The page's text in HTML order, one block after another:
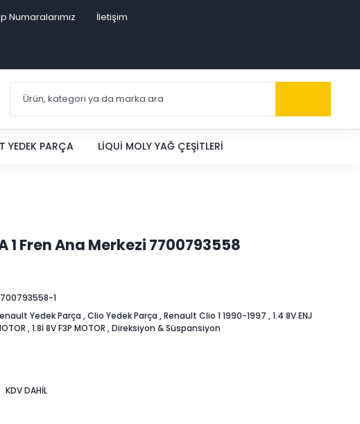
Numaralarımız İletişim
YEDEK PARÇA LIQUI MOLY YAĞ ÇEŞITLERI
1 Fren Ana Merkezi 7700793558
1
Yedek Parça ,Clio Yedek Parça ,Renault Clio 1 1990-1997 ,1.4 8V ENJ
,1.8İ 8V F3P MOTOR ,Direksiyon & Süspansiyon
KDV DAHİL